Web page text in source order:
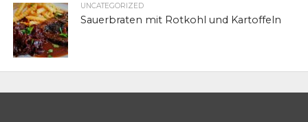
UNCATEGORIZED
Sauerbraten mit Rotkohl und Kartoffeln